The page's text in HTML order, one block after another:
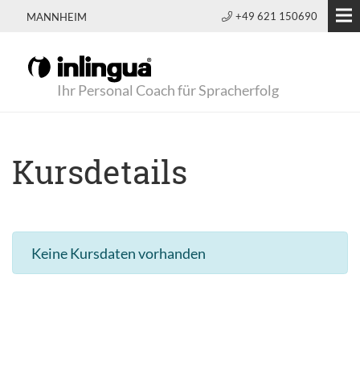
MANNHEIM +49 621 150690
Ihr Personal Coach für Spracherfolg
Kursdetails
Keine Kursdaten vorhanden